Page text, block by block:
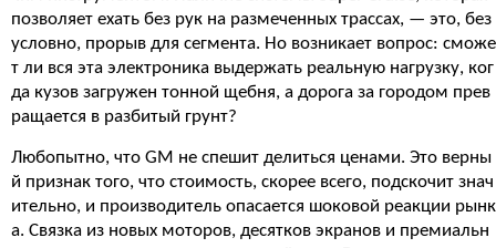
позволяет ехать без рук на размеченных трассах, — это, без
условно, прорыв для сегмента. Но возникает вопрос: сможе
т ли вся эта электроника выдержать реальную нагрузку, ког
да кузов загружен тонной щебня, а дорога за городом прев
ращается в разбитый грунт?
Любопытно, что GM не спешит делиться ценами. Это верны
й признак того, что стоимость, скорее всего, подскочит знач
ительно, и производитель опасается шоковой реакции рынк
а. Связка из новых моторов, десятков экранов и премиальн